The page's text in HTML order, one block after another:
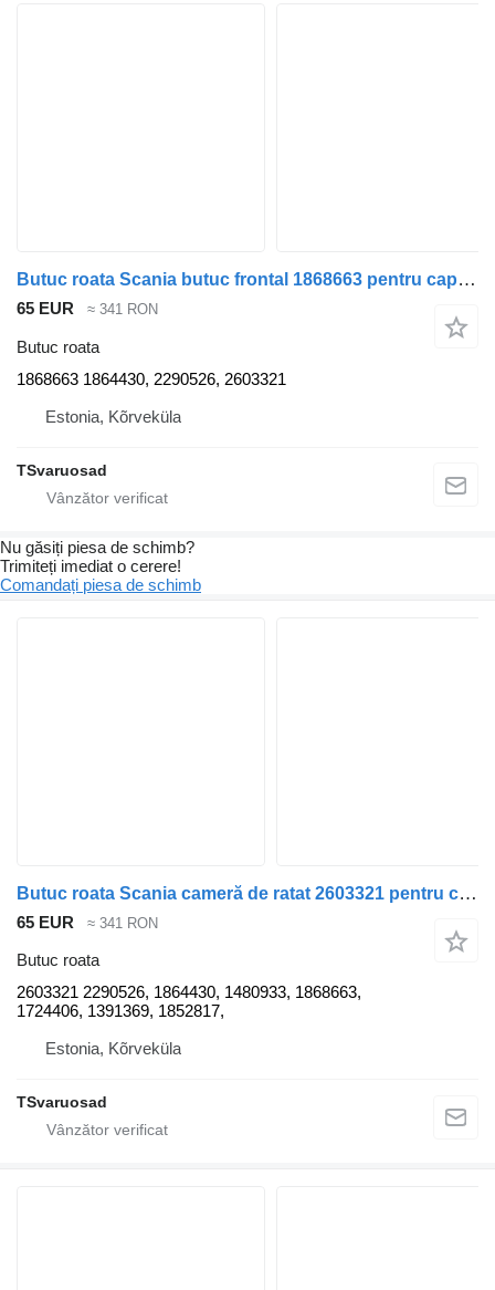
Butuc roata Scania butuc frontal 1868663 pentru cap tractor Scania R410
65 EUR ≈ 341 RON
Butuc roata
1868663 1864430, 2290526, 2603321
Estonia, Kõrveküla
TSvaruosad
Nu găsiți piesa de schimb?
Trimiteți imediat o cerere!
Comandați piesa de schimb
Butuc roata Scania cameră de ratat 2603321 pentru cap tractor Scania R440
65 EUR ≈ 341 RON
Butuc roata
2603321 2290526, 1864430, 1480933, 1868663,
1724406, 1391369, 1852817,
Estonia, Kõrveküla
TSvaruosad